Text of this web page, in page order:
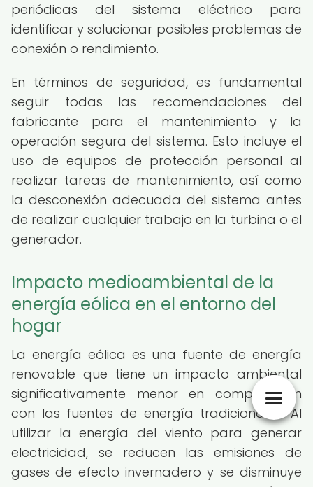
periódicas del sistema eléctrico para
identificar y solucionar posibles problemas de
conexión o rendimiento.
En términos de seguridad, es fundamental
seguir todas las recomendaciones del
fabricante para el mantenimiento y la
operación segura del sistema. Esto incluye el
uso de equipos de protección personal al
realizar tareas de mantenimiento, así como
la desconexión adecuada del sistema antes
de realizar cualquier trabajo en la turbina o el
generador.
Impacto medioambiental de la
energía eólica en el entorno del
hogar
La energía eólica es una fuente de energía
renovable que tiene un impacto ambiental
significativamente menor en comparación
con las fuentes de energía tradicionales. Al
utilizar la energía del viento para generar
electricidad, se reducen las emisiones de
gases de efecto invernadero y se disminuye